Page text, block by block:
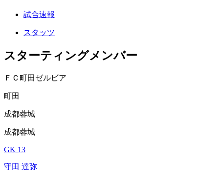
試合速報
スタッツ
スターティングメンバー
ＦＣ町田ゼルビア
町田
成都蓉城
成都蓉城
GK 13
守田 達弥